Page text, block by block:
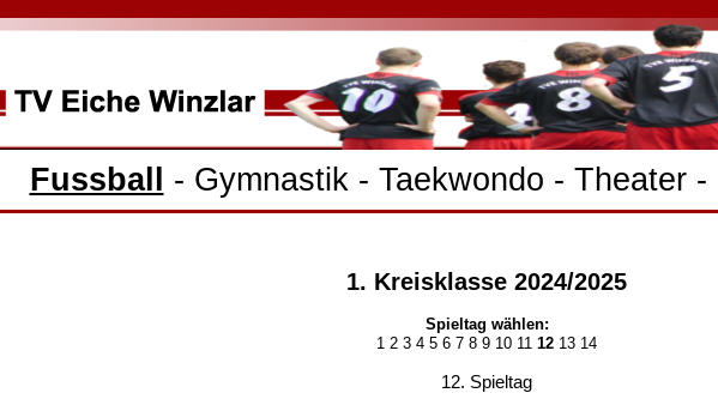
Fussball - Gymnastik- Taekwondo - Theater-
1. Kreisklasse 2024/2025
Spieltag wählen:
1 2 3 4 5 6 7 8 9 10 11 12 13 14
12. Spieltag